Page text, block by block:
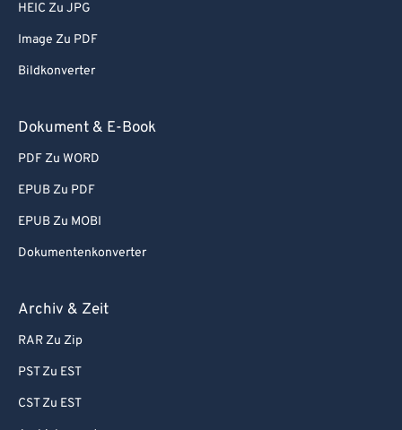
HEIC Zu JPG
Image Zu PDF
Bildkonverter
Dokument & E-Book
PDF Zu WORD
EPUB Zu PDF
EPUB Zu MOBI
Dokumentenkonverter
Archiv & Zeit
RAR Zu Zip
PST Zu EST
CST Zu EST